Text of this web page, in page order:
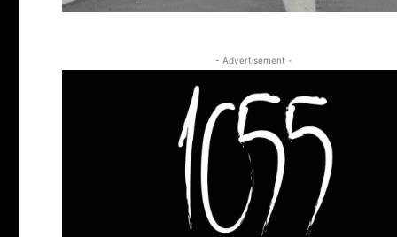
- Advertisement -